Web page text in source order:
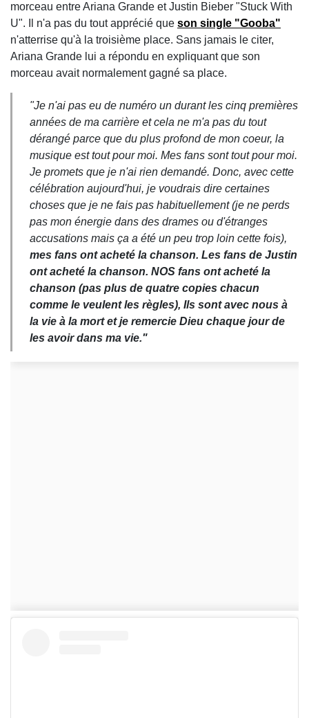
morceau entre Ariana Grande et Justin Bieber "Stuck With
U". Il n'a pas du tout apprécié que son single "Gooba"
n'atterrise qu'à la troisième place. Sans jamais le citer,
Ariana Grande lui a répondu en expliquant que son
morceau avait normalement gagné sa place.
"Je n'ai pas eu de numéro un durant les cinq premières
années de ma carrière et cela ne m'a pas du tout
dérangé parce que du plus profond de mon coeur, la
musique est tout pour moi. Mes fans sont tout pour moi.
Je promets que je n'ai rien demandé. Donc, avec cette
célébration aujourd'hui, je voudrais dire certaines
choses que je ne fais pas habituellement (je ne perds
pas mon énergie dans des drames ou d'étranges
accusations mais ça a été un peu trop loin cette fois),
mes fans ont acheté la chanson. Les fans de Justin
ont acheté la chanson. NOS fans ont acheté la
chanson (pas plus de quatre copies chacun
comme le veulent les règles), Ils sont avec nous à
la vie à la mort et je remercie Dieu chaque jour de
les avoir dans ma vie."